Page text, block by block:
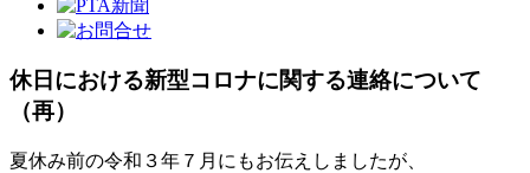
休日における新型コロナに関する連絡について
（再）
夏休み前の令和３年７月にもお伝えしましたが、